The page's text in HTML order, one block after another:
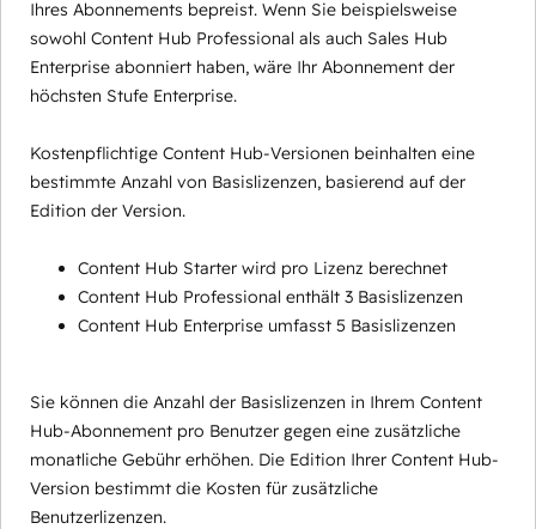
Ihres Abonnements bepreist. Wenn Sie beispielsweise
sowohl Content Hub Professional als auch Sales Hub
Enterprise abonniert haben, wäre Ihr Abonnement der
höchsten Stufe Enterprise.
Kostenpflichtige Content Hub-Versionen beinhalten eine
bestimmte Anzahl von Basislizenzen, basierend auf der
Edition der Version.
Content Hub Starter wird pro Lizenz berechnet
Content Hub Professional enthält 3 Basislizenzen
Content Hub Enterprise umfasst 5 Basislizenzen
Sie können die Anzahl der Basislizenzen in Ihrem Content
Hub-Abonnement pro Benutzer gegen eine zusätzliche
monatliche Gebühr erhöhen. Die Edition Ihrer Content Hub-
Version bestimmt die Kosten für zusätzliche
Benutzerlizenzen.